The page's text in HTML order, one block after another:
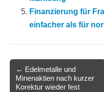
Finanzierung für
einfacher als für
navigation
← Edelmetalle und
Minenaktien nach kurzer
Korektur wieder fest